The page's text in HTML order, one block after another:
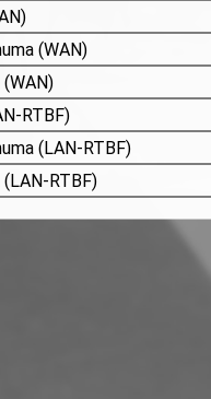
(WAN)
RTBF)
(LAN-RTBF)
RTBF)